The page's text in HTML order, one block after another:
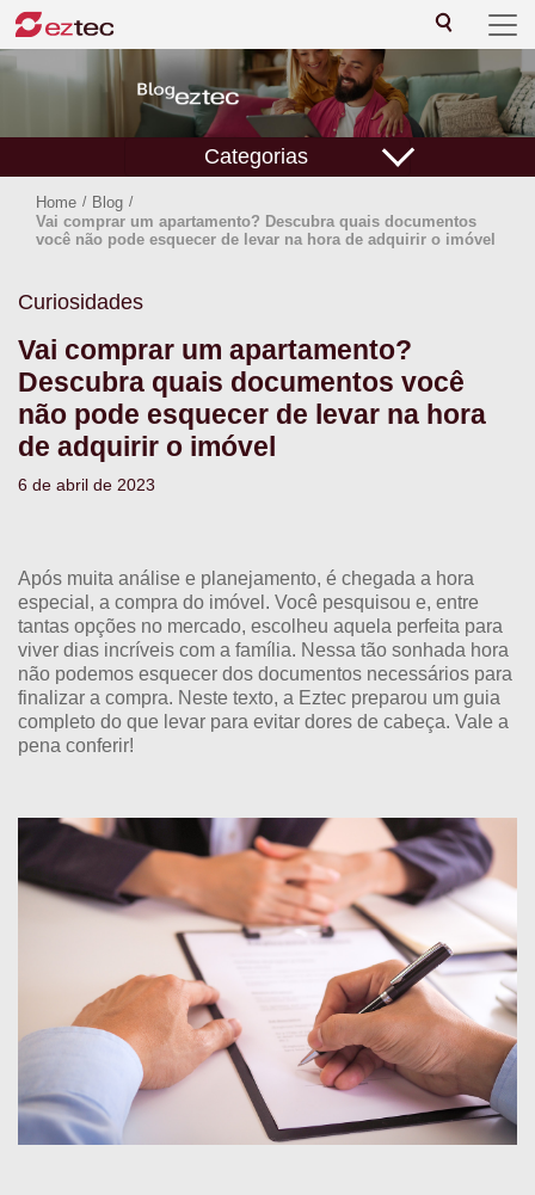
Categorias
Home / Blog /
Vai comprar um apartamento? Descubra quais documentos
você não pode esquecer de levar na hora de adquirir o imóvel
Curiosidades
Vai comprar um apartamento?
Descubra quais documentos você
não pode esquecer de levar na hora
de adquirir o imóvel
6 de abril de 2023
Após muita análise e planejamento, é chegada a hora
especial, a compra do imóvel. Você pesquisou e, entre
tantas opções no mercado, escolheu aquela perfeita para
viver dias incríveis com a família. Nessa tão sonhada hora
não podemos esquecer dos documentos necessários para
finalizar a compra. Neste texto, a Eztec preparou um guia
completo do que levar para evitar dores de cabeça. Vale a
pena conferir!